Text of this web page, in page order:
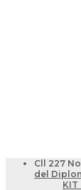
Cll 227
del
KIT